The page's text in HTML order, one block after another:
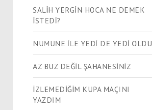
SALİH YERGİN HOCA NE DEMEK
İSTEDİ?
NUMUNE İLE YEDİ DE YEDİ OLDU
AZ BUZ DEĞİL ŞAHANESİNİZ
İZLEMEDİĞİM KUPA MAÇINI
YAZDIM